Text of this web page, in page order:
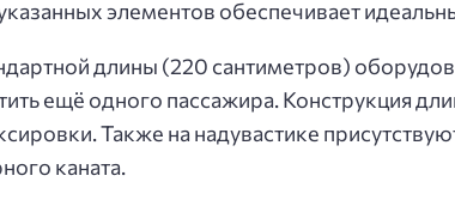
элементов обеспечивает
длины (220 сантиметров)
ещё одного пассажира. Конструкция
Также на надувастике
каната.